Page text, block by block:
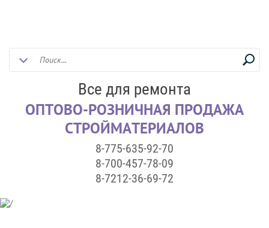
Все для ремонта
ОПТОВО-РОЗНИЧНАЯ ПРОДАЖА
СТРОЙМАТЕРИАЛОВ
8-775-635-92-70
8-700-457-78-09
8-7212-36-69-72